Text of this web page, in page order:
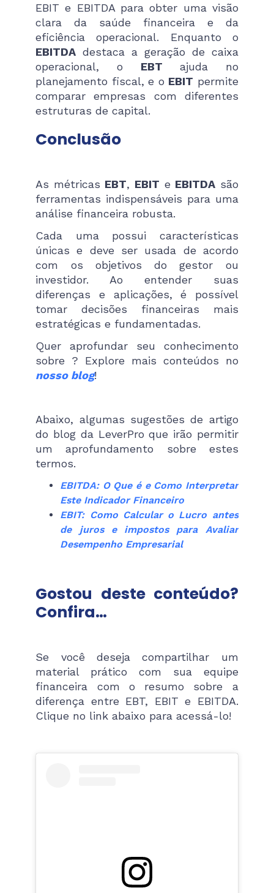
EBIT e EBITDA para obter uma visão
clara da saúde financeira e da
eficiência operacional. Enquanto o
EBITDA destaca a geração de caixa
operacional, o EBT ajuda no
planejamento fiscal, e o EBIT permite
comparar empresas com diferentes
estruturas de capital.
Conclusão
As métricas EBT, EBIT e EBITDA são
ferramentas indispensáveis para uma
análise financeira robusta.
Cada uma possui características
únicas e deve ser usada de acordo
com os objetivos do gestor ou
investidor. Ao entender suas
diferenças e aplicações, é possível
tomar decisões financeiras mais
estratégicas e fundamentadas.
Quer aprofundar seu conhecimento
sobre ? Explore mais conteúdos no
nosso blog!
Abaixo, algumas sugestões de artigo
do blog da LeverPro que irão permitir
um aprofundamento sobre estes
termos.
EBITDA: O Que é e Como Interpretar
Este Indicador Financeiro
EBIT: Como Calcular o Lucro antes
de juros e impostos para Avaliar
Desempenho Empresarial
Gostou deste conteúdo?
Confira…
Se você deseja compartilhar um
material prático com sua equipe
financeira com o resumo sobre a
diferença entre EBT, EBIT e EBITDA.
Clique no link abaixo para acessá-lo!